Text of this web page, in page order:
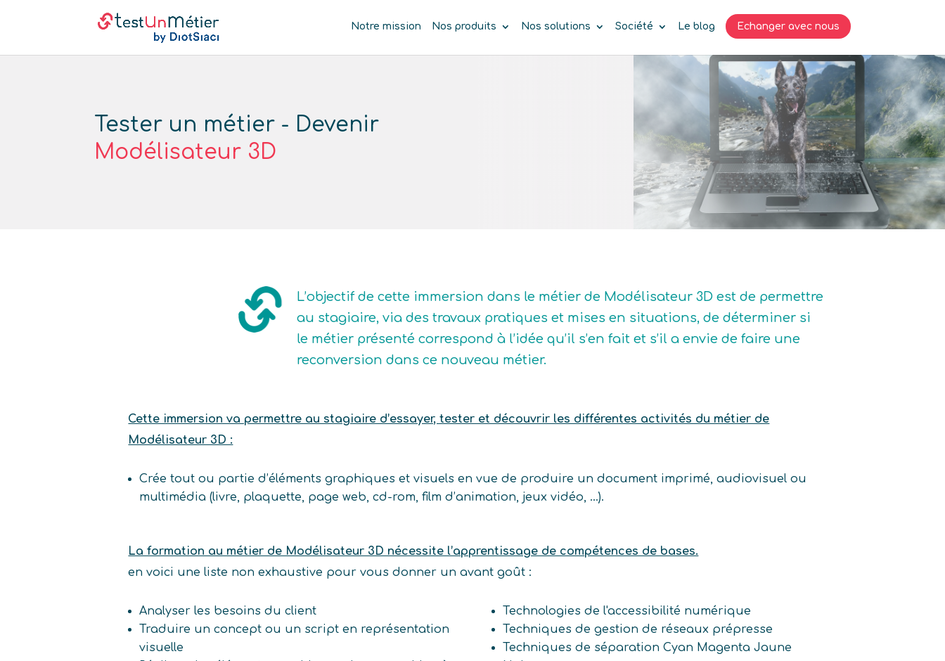
Notre mission Nos produits Nos solutions Société Le blog Echanger avec nous
Tester un métier - Devenir
Modélisateur 3D
L’objectif de cette immersion dans le métier de Modélisateur 3D est de permettre
au stagiaire, via des travaux pratiques et mises en situations, de déterminer si
le métier présenté correspond à l’idée qu’il s’en fait et s’il a envie de faire une
reconversion dans ce nouveau métier.
Cette immersion va permettre au stagiaire d’essayer, tester et découvrir les différentes activités du métier de
Modélisateur 3D :
Crée tout ou partie d’éléments graphiques et visuels en vue de produire un document imprimé, audiovisuel ou
multimédia (livre, plaquette, page web, cd-rom, film d’animation, jeux vidéo, …).
La formation au métier de Modélisateur 3D nécessite l’apprentissage de compétences de bases.
en voici une liste non exhaustive pour vous donner un avant goût :
Analyser les besoins du client
Traduire un concept ou un script en représentation
visuelle
Technologies de l'accessibilité numérique
Techniques de gestion de réseaux prépresse
Techniques de séparation Cyan Magenta Jaune